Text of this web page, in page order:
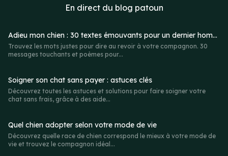
En direct du blog patoun
Adieu mon chien : 30 textes émouvants pour un dernier hommage
Trouvez les mots justes pour dire au revoir à votre compagnon. 30
messages touchants et poèmes pour...
Soigner son chat sans payer : astuces clés
Découvrez toutes les astuces et solutions pour faire soigner votre
chat sans frais, grâce à des aide...
Quel chien adopter selon votre mode de vie
Découvrez quelle race de chien correspond le mieux à votre mode de
vie et trouvez le compagnon idéal...